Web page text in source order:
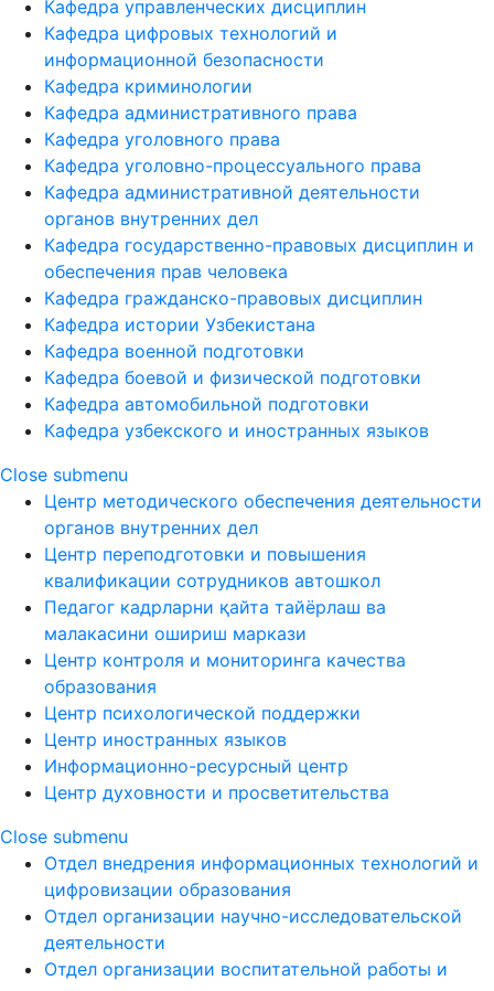
Кафедра управленческих дисциплин
Кафедра цифровых технологий и
информационной безопасности
Кафедра криминологии
Кафедра административного права
Кафедра уголовного права
Кафедра уголовно-процессуального права
Кафедра административной деятельности
органов внутренних дел
Кафедра государственно-правовых дисциплин и
обеспечения прав человека
Кафедра гражданско-правовых дисциплин
Кафедра истории Узбекистана
Кафедра военной подготовки
Кафедра боевой и физической подготовки
Кафедра автомобильной подготовки
Кафедра узбекского и иностранных языков
Close submenu
Центр методического обеспечения деятельности
органов внутренних дел
Центр переподготовки и повышения
квалификации сотрудников автошкол
Педагог кадрларни қайта тайёрлаш ва
малакасини ошириш маркази
Центр контроля и мониторинга качества
образования
Центр психологической поддержки
Центр иностранных языков
Информационно-ресурсный центр
Центр духовности и просветительства
Close submenu
Отдел внедрения информационных технологий и
цифровизации образования
Отдел организации научно-исследовательской
деятельности
Отдел организации воспитательной работы и